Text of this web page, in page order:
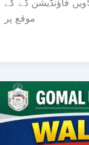
موقع پر